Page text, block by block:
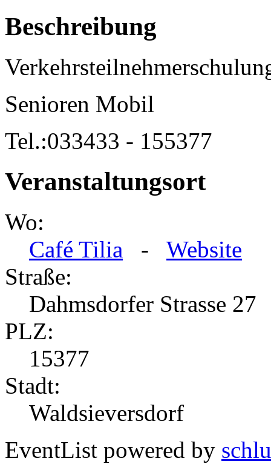
Beschreibung
Senioren Mobil
Tel.:033433 - 155377
Veranstaltungsort
Wo:
Café Tilia - Website
Straße:
Dahmsdorfer Strasse 27
PLZ:
15377
Stadt:
Waldsieversdorf
EventList powered by